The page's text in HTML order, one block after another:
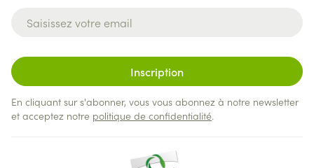
Inscription
En cliquant sur s'abonner, vous vous abonnez à notre newsletter
et acceptez notre politique de confidentialité.